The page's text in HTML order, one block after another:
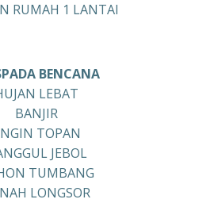
RUMAH 1 LANTAI
BENCANA
LEBAT
BANJIR
TOPAN
JEBOL
TUMBANG
LONGSOR